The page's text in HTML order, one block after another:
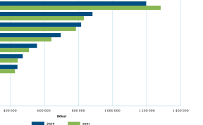
Klikk for
forhåndsvisning